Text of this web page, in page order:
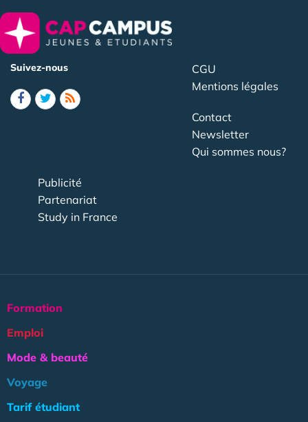
Suivez-nous
CGU
Mentions légales
Contact
Newsletter
Qui sommes nous?
Publicité
Partenariat
Study in France
Formation
Emploi
Mode & beauté
Voyage
Tarif étudiant